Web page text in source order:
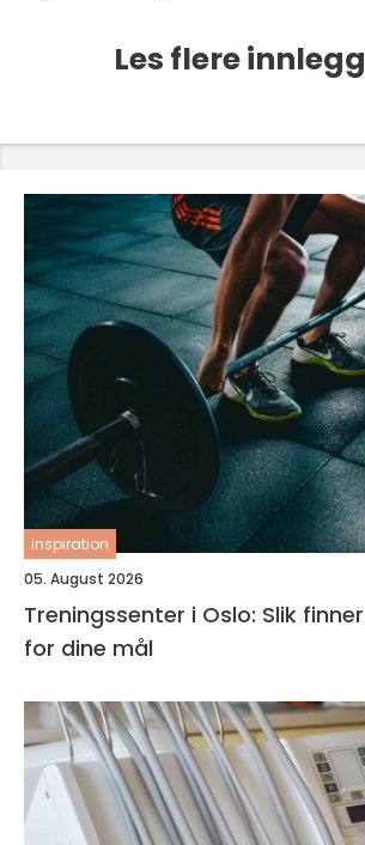
Les flere
inspiration
05. August 2026
Treningssenter i Oslo: Slik
for dine mål